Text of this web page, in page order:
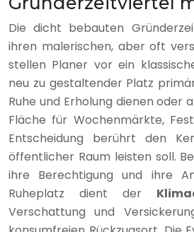
Die dicht bebauten
ihren malerischen, aber oft
stellen Planer vor ein
neu zu gestaltender Platz
Ruhe und Erholung dienen oder
Fläche für Wochenmärkte,
Entscheidung berührt den
öffentlicher Raum leisten soll.
ihre Berechtigung und ihre
Ruheplatz dient der
Verschattung und